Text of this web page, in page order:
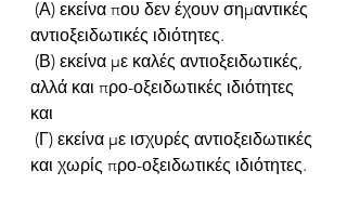
αντιοξειδωτικές ιδιότητες.
αλλά και προ-οξειδωτικές ιδιότητες
και
και χωρίς προ-οξειδωτικές ιδιότητες.